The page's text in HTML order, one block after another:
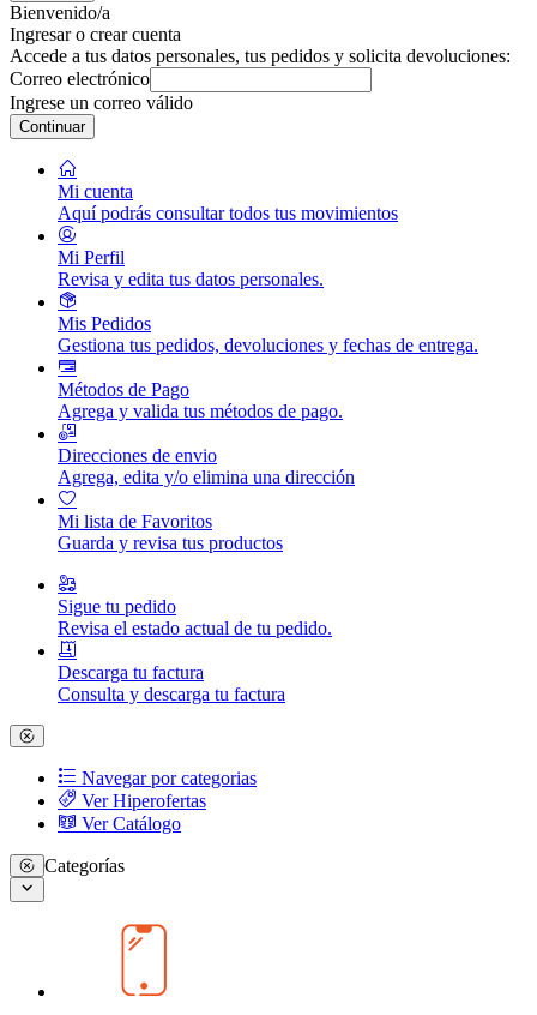
Bienvenido/a
Ingresar o crear cuenta
Accede a tus datos personales, tus pedidos y solicita devoluciones:
Correo electrónico
Ingrese un correo válido
Continuar
Mi cuenta
Aquí podrás consultar todos tus movimientos
Mi Perfil
Revisa y edita tus datos personales.
Mis Pedidos
Gestiona tus pedidos, devoluciones y fechas de entrega.
Métodos de Pago
Agrega y valida tus métodos de pago.
Direcciones de envio
Agrega, edita y/o elimina una dirección
Mi lista de Favoritos
Guarda y revisa tus productos
Sigue tu pedido
Revisa el estado actual de tu pedido.
Descarga tu factura
Consulta y descarga tu factura
Navegar por categorias
Ver Hiperofertas
Ver Catálogo
Categorías